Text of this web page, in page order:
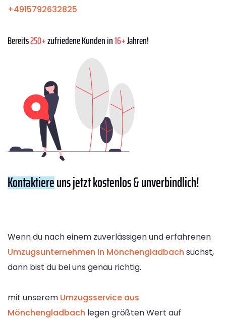
+4915792632825
Bereits250+zufriedene Kunden in16+Jahren!
Kontaktiereuns jetzt kostenlos & unverbindlich!
Wenn du nach einem zuverlässigen und erfahrenen
Umzugsunternehmen in Mönchengladbach suchst,
dann bist du bei uns genau richtig.
mit unserem Umzugsservice aus
Mönchengladbach legen größten Wert auf